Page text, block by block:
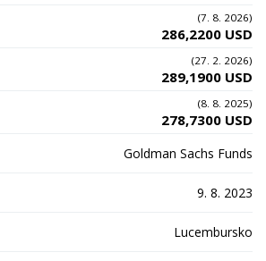
(7. 8. 2026)
286,2200 USD
(27. 2. 2026)
289,1900 USD
(8. 8. 2025)
278,7300 USD
Goldman Sachs Funds
9. 8. 2023
Lucembursko